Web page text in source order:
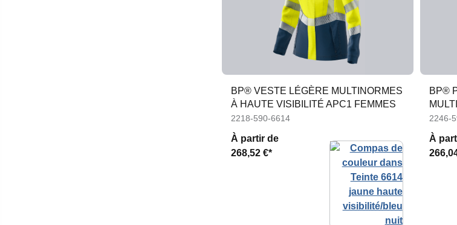
BP® VESTE LÉGÈRE MULTINORMES
À HAUTE VISIBILITÉ APC1 FEMMES
2218-590-6614
À partir de
268,52 €*
BP®
APC2
2246-
À